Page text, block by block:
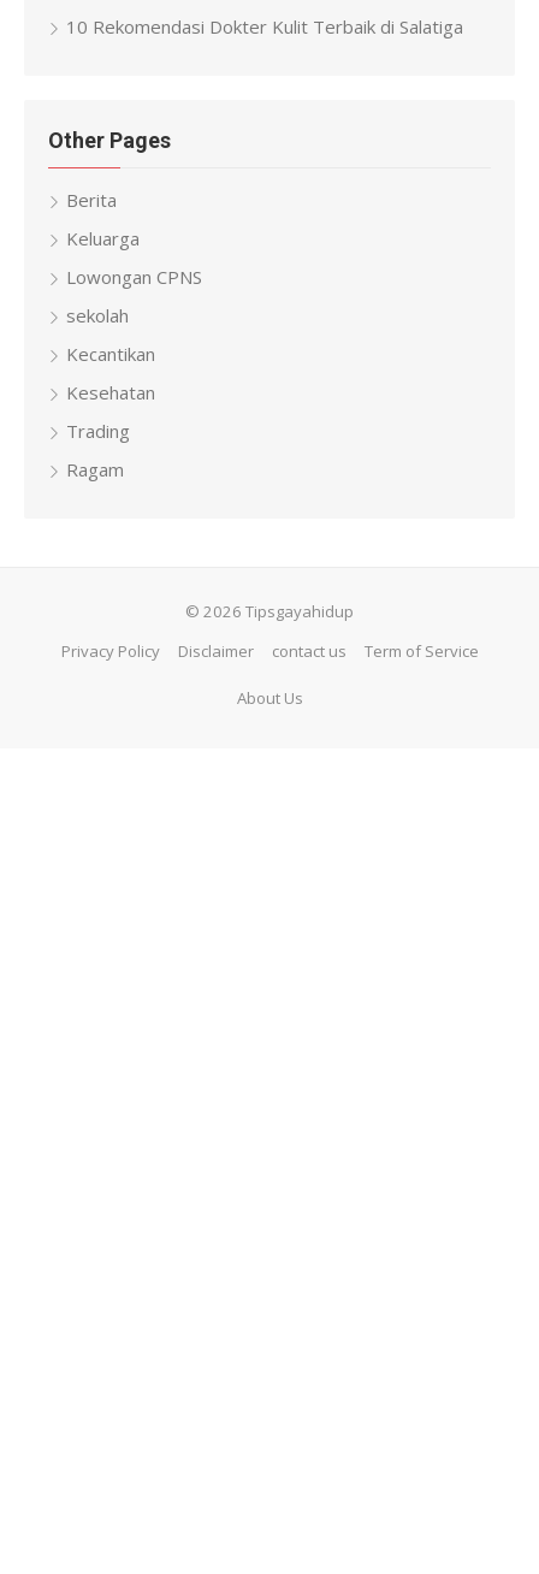
10 Rekomendasi Dokter Kulit Terbaik di Salatiga
Other Pages
Berita
Keluarga
Lowongan CPNS
sekolah
Kecantikan
Kesehatan
Trading
Ragam
© 2026 Tipsgayahidup
Privacy Policy
Disclaimer contact us Term of Service
About Us